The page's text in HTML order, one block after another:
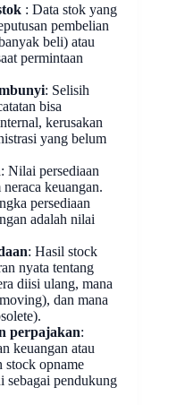
: Data stok yang
pembelian
beli) atau
permintaan
: Selisih
bisa
kerusakan
yang belum
: Nilai persediaan
keuangan.
persediaan
adalah nilai
: Hasil stock
nyata tentang
diisi ulang, mana
dan mana
perpajakan:
keuangan atau
stock opname
sebagai pendukung